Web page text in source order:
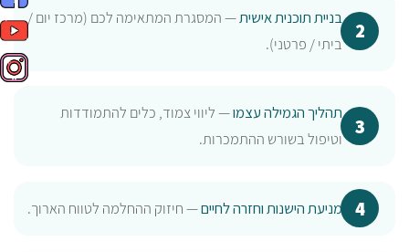
בניית תוכנית אישית— המסגרת המתאימה לכם (מרכז יום /
ביתי / פרטני).
תהליך הגמילה עצמו— ליווי צמוד, כלים להתמודדות
וטיפול בשורש ההתמכרות.
מניעת הישנות וחזרה לחיים— חיזוק ההחלמה לטווח הארוך.